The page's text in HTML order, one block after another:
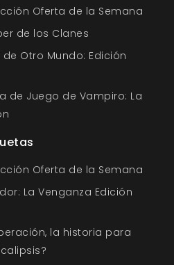
Oferta de la Semana
de los Clanes
Otro Mundo: Edición
de Juego de Vampiro: La
Oferta de la Semana
La Venganza Edición
la historia para